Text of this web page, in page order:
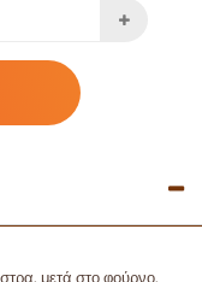
μετά στο φούρνο,